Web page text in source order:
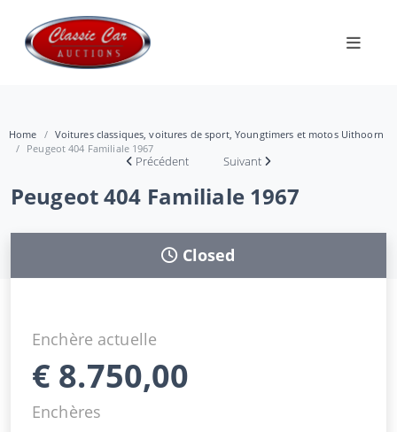
Home
Voitures classiques, voitures de sport, Youngtimers et motos Uithoorn
Peugeot 404 Familiale 1967
Précédent Suivant
Peugeot 404 Familiale 1967
Closed
Enchère actuelle
€ 8.750,00
Enchères